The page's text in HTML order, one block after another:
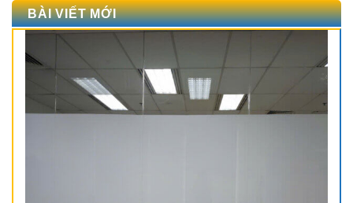
BÀI VIẾT MỚI